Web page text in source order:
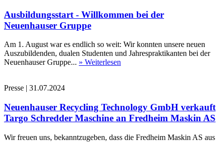
Ausbildungsstart - Willkommen bei der
Neuenhauser Gruppe
Am 1. August war es endlich so weit: Wir konnten unsere neuen
Auszubildenden, dualen Studenten und Jahrespraktikanten bei der
Neuenhauser Gruppe... » Weiterlesen
Presse | 31.07.2024
Neuenhauser Recycling Technology GmbH verkauft
Targo Schredder Maschine an Fredheim Maskin AS
Wir freuen uns, bekanntzugeben, dass die Fredheim Maskin AS aus